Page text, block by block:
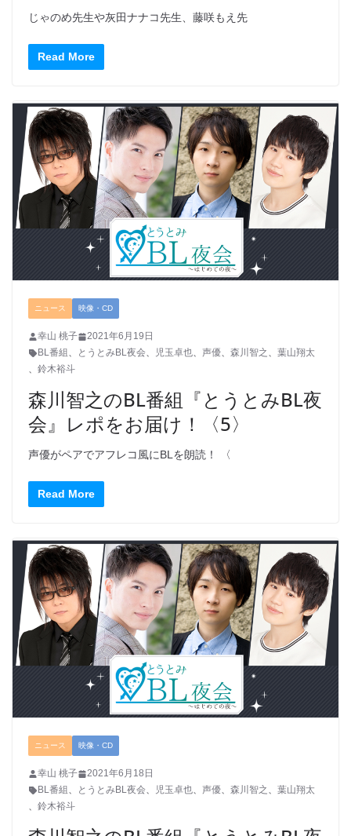
じゃのめ先生や灰田ナナコ先生、藤咲もえ先
Read More
ニュース 映像・CD
幸山 桃子
2021年6月19日
BL番組 、 とうとみBL夜会、 児玉卓也、 声優、 森川智之 、 葉山翔太
、 鈴木裕斗
森川智之のBL番組『とうとみBL夜
会』レポをお届け！〈5〉
声優がペアでアフレコ風にBLを朗読！ 〈
Read More
ニュース 映像・CD
幸山 桃子
2021年6月18日
BL番組 、 とうとみBL夜会、 児玉卓也、 声優、 森川智之 、 葉山翔太
、 鈴木裕斗